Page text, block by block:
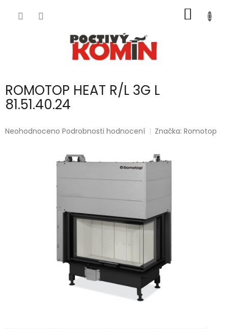
KOŠÍK
ROMOTOP HEAT R/L 3G L
81.51.40.24
Průměrné
Neohodnoceno Podrobnosti hodnocení Značka:Romotop